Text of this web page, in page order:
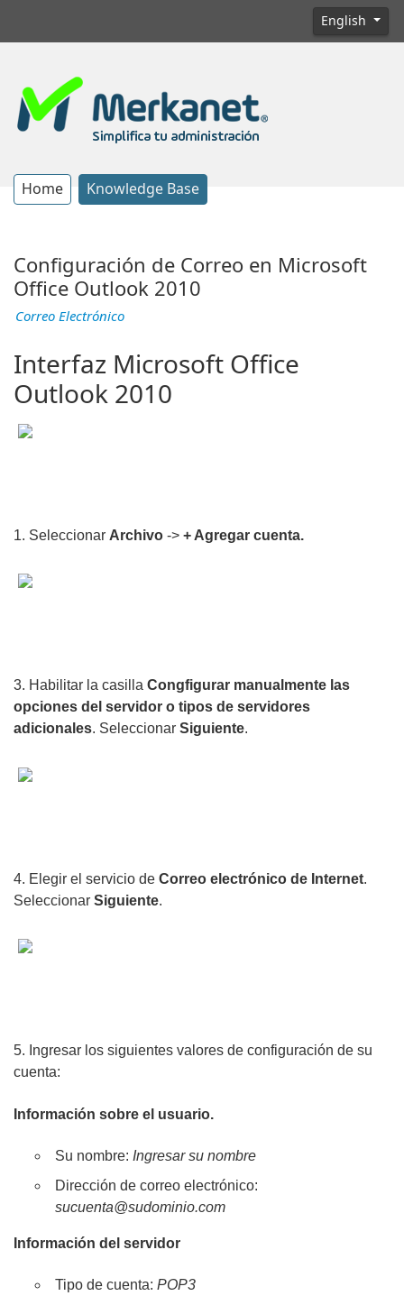
English
Home Knowledge Base
Configuración de Correo en Microsoft
Office Outlook 2010
Correo Electrónico
Interfaz Microsoft Office
Outlook 2010
1. Seleccionar Archivo -> + Agregar cuenta.
3. Habilitar la casilla Congfigurar manualmente las
opciones del servidor o tipos de servidores
adicionales. Seleccionar Siguiente.
4. Elegir el servicio de Correo electrónico de Internet.
Seleccionar Siguiente.
5. Ingresar los siguientes valores de configuración de su
cuenta:
Información sobre el usuario.
Su nombre: Ingresar su nombre
Dirección de correo electrónico:
sucuenta@sudominio.com
Información del servidor
Tipo de cuenta:POP3